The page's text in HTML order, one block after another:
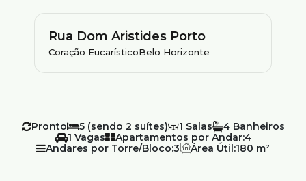
Rua Dom Aristides Porto
Coração EucarísticoBelo Horizonte
Pronto 5 (sendo 2 suítes) 1
4
1
Apartamentos por Andar:4
Andares por Torre/Bloco:3 Área Útil:180 m²